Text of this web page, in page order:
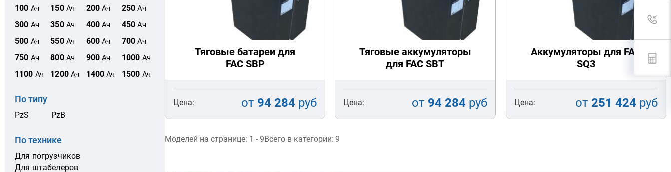
100 Ач 150Ач 200Ач 250 Ач
300 Ач 350Ач 400Ач 450 Ач
500 Ач 550Ач 600Ач 700 Ач
750 Ач 800Ач 900Ач 1000 Ач
1100 Ач 1200Ач 1400 Ач 1500 Ач
По типу
PzS PzB
По технике
Для погрузчиков
Для штабелеров
Тяговые батареи для
FAC SBP
Цена: от 94 284 руб
Тяговые аккумуляторы
для FAC SBT
Цена: от 94 284руб
Аккумуляторы для FAC
SQ3
Цена: от 251 424руб
Моделей на странице: 1 - 9Всего в категории: 9